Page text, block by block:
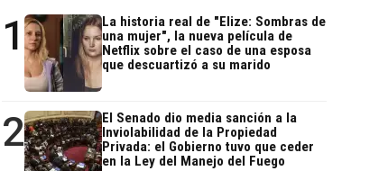
1
La historia real de "Elize: Sombras de
una mujer", la nueva película de
Netflix sobre el caso de una esposa
que descuartizó a su marido
2
El Senado dio media sanción a la
Inviolabilidad de la Propiedad
Privada: el Gobierno tuvo que ceder
en la Ley del Manejo del Fuego